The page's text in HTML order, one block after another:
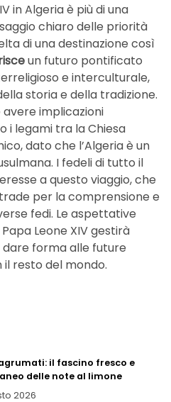
in Algeria è più di una
chiaro delle priorità
di una destinazione così
un futuro pontificato
e interculturale,
storia e della tradizione.
implicazioni
i legami tra la Chiesa
dato che l’Algeria è un
I fedeli di tutto il
a questo viaggio, che
per la comprensione e
fedi. Le aspettative
Leone XIV gestirà
forma alle future
il resto del mondo.
il fascino fresco e
delle note al limone
2026